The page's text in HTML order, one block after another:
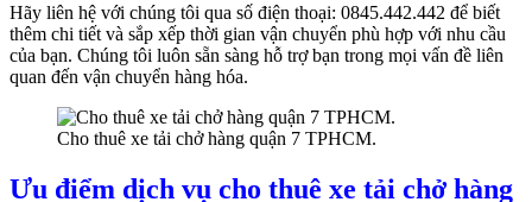
Hãy liên hệ với chúng tôi qua số điện thoại: 0845.442.442 để biết
thêm chi tiết và sắp xếp thời gian vận chuyển phù hợp với nhu cầu
của bạn. Chúng tôi luôn sẵn sàng hỗ trợ bạn trong mọi vấn đề liên
quan đến vận chuyển hàng hóa.
Cho thuê xe tải chở hàng quận 7 TPHCM.
Ưu điểm dịch vụ cho thuê xe tải chở hàng